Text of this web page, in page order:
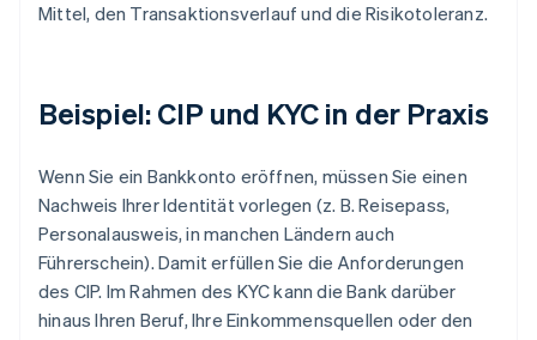
Mittel, den Transaktionsverlauf und die Risikotoleranz.
Beispiel: CIP und KYC in der Praxis
Wenn Sie ein Bankkonto eröffnen, müssen Sie einen
Nachweis Ihrer Identität vorlegen (z. B. Reisepass,
Personalausweis, in manchen Ländern auch
Führerschein). Damit erfüllen Sie die Anforderungen
des CIP. Im Rahmen des KYC kann die Bank darüber
hinaus Ihren Beruf, Ihre Einkommensquellen oder den